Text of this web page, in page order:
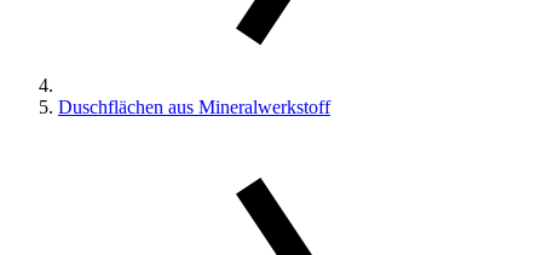
Duschflächen aus Mineralwerkstoff